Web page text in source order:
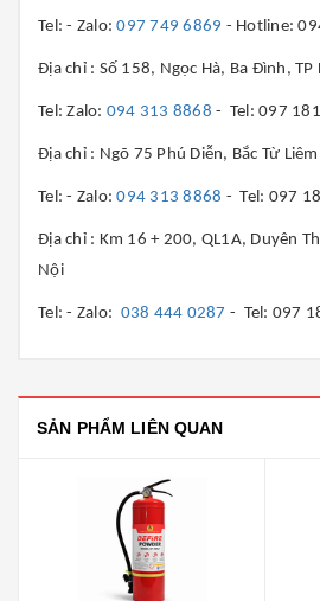
Tel: - Zalo:097 749 6869 - Hotline:
Địa chỉ : Số 158, Ngọc Hà, Ba Đình, TP
Tel: Zalo: 094 313 8868 - Tel: 097
Địa chỉ : Ngõ 75 Phú Diễn, Bắc Từ
Tel: - Zalo:094 313 8868 - Tel: 097
Địa chỉ : Km 16 + 200, QL1A, Duyên
Nội
Tel: - Zalo: 038 444 0287 - Tel: 097
SẢN PHẨM LIÊN QUAN